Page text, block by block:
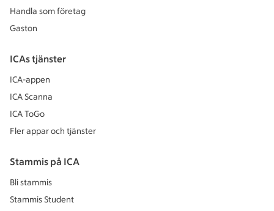
Handla som företag
Gaston
ICAs tjänster
ICA-appen
ICA Scanna
ICA ToGo
Fler appar och tjänster
Stammis på ICA
Bli stammis
Stammis Student